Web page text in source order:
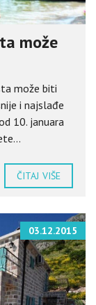
može
može biti
i najslađe
10. januara
ČITAJ VIŠE
03.12.2015